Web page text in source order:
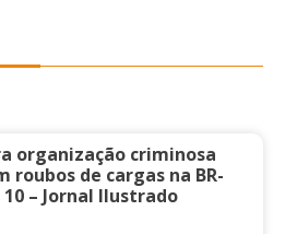
organização criminosa
roubos de cargas na BR-
– Jornal Ilustrado